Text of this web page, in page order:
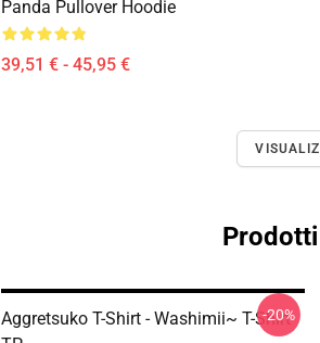
Panda Pullover Hoodie
39,51 € - 45,95 €
Aggretsuko T-Shirt - Washimii~ T-Shirt
-20%